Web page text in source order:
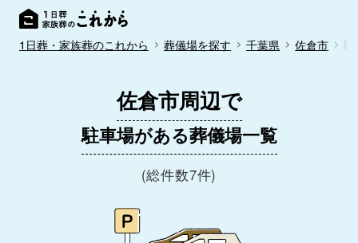
1日葬・家族葬のこれから 葬儀場を探す 千葉県 佐倉市 駐
佐倉市周辺で
駐車場がある葬儀場一覧
(総件数7件)